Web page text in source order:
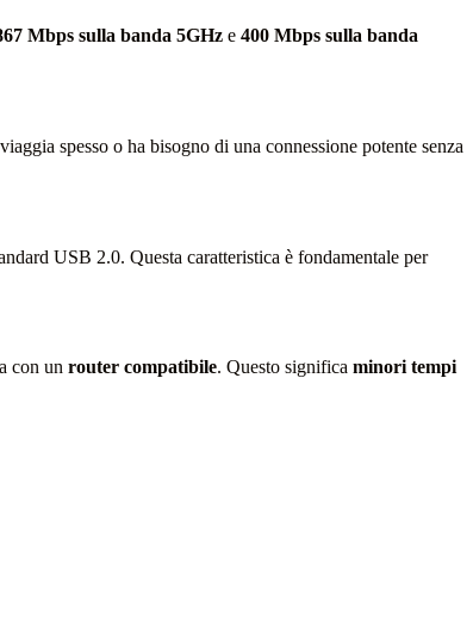
Mbps sulla banda 5GHz e 400 Mbps sulla banda
spesso o ha bisogno di una connessione potente senza
USB 2.0. Questa caratteristica è fondamentale per
con un router compatibile. Questo significa minori tempi